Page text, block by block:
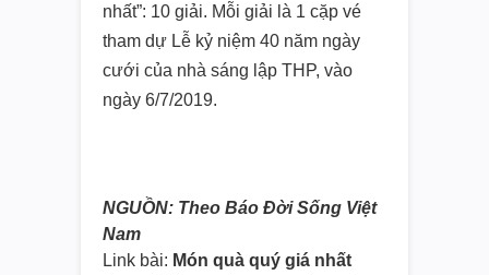
nhất”: 10 giải. Mỗi giải là 1 cặp vé
tham dự Lễ kỷ niệm 40 năm ngày
cưới của nhà sáng lập THP, vào
ngày 6/7/2019.
NGUỒN: Theo Báo Đời Sống Việt
Nam
Link bài: Món quà quý giá nhất